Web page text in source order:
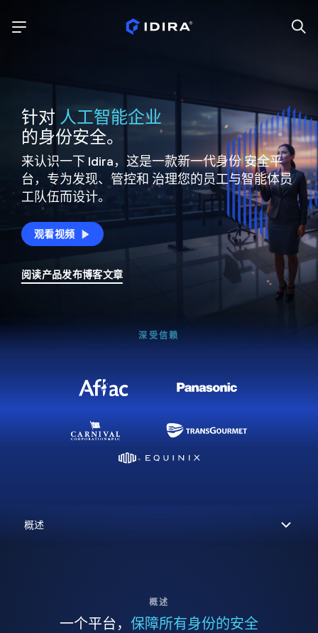
针对 人工智能企业
的身份安全。
来认识一下 Idira，这是一款新一代身份安全平
台，专为发现、管控和 治理您的员工与智能体员
工队伍而设计。
观看视频
阅读产品发布博客文章
深受信赖
概述
一个平台， 保障所有身份的安全